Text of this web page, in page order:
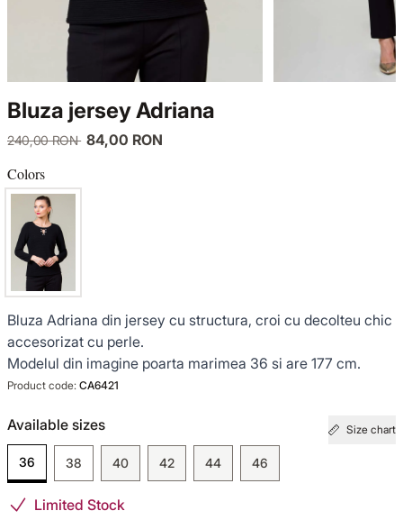
Bluza jersey Adriana
240,00 RON 84,00 RON
Colors
Bluza Adriana din jersey cu structura, croi cu decolteu chic
accesorizat cu perle.
Modelul din imagine poarta marimea 36 si are 177 cm.
Product code: CA6421
Available sizes Size chart
36 38 40 42 44 46
Limited Stock
TWIN SETS
KNITWEAR
COATS
TINUTE DE OCAZIE
NOUTĂȚI
PRODUSE DIN IN
GARDEROBA DE VACANTA
TOTUL DE LA -50%
JACKETS
VEZI TOATE REDUCERILE
SENSE LIMITED EDITION
BACK TO OFFICE